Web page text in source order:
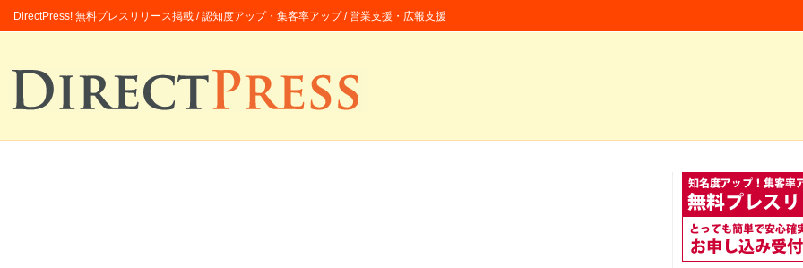
DirectPress! 無料プレスリリース掲載 / 認知度アップ・集客率アップ / 営業支援・広報支援